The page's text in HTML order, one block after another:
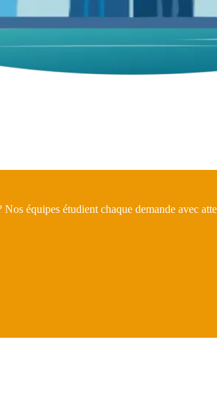
équipes étudient chaque demande avec